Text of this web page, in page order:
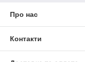
Про нас
Контакти